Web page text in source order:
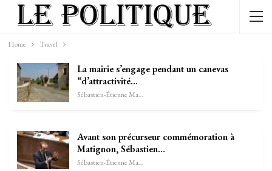
Home Travel
La mairie s’engage pendant un canevas
“d’attractivité…
Sébastien-Étienne Marechal
Avant son précurseur commémoration à
Matignon, Sébastien…
Sébastien-Étienne Marechal